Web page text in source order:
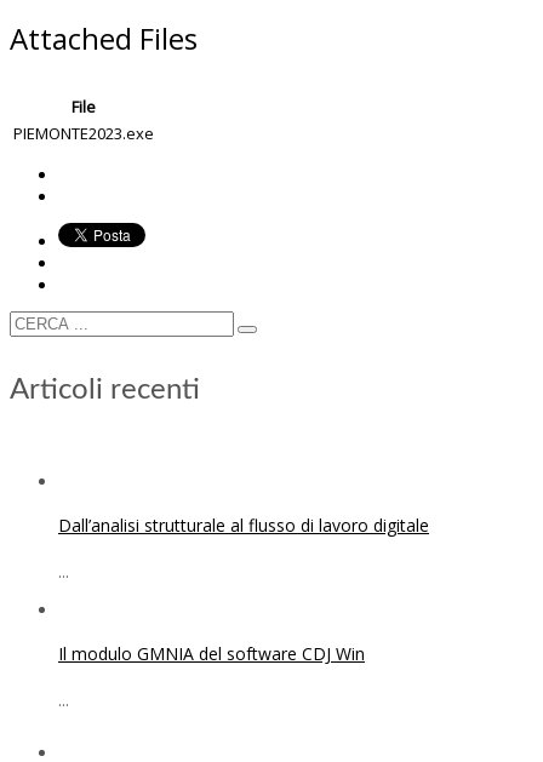
Attached Files
File
PIEMONTE2023.exe
Articoli recenti
Dall’analisi strutturale al flusso di lavoro digitale
...
Il modulo GMNIA del software CDJ Win
...